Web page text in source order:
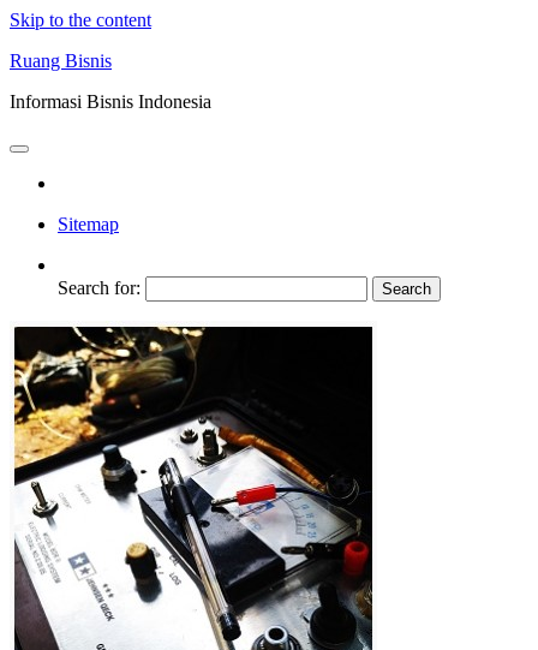
Skip to the content
Ruang Bisnis
Informasi Bisnis Indonesia
Sitemap
Search for: